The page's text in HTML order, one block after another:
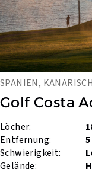
SPANIEN,
Golf Costa
Löcher:
Entfernung:
Schwierigkeit:
Gelände: